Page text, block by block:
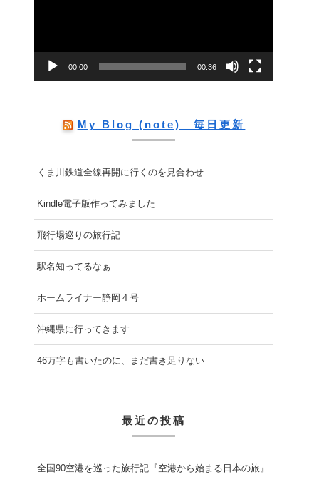
00:00 00:36
My Blog (note) 毎日更新
くま川鉄道全線再開に行くのを見合わせ
Kindle電子版作ってみました
飛行場巡りの旅行記
駅名知ってるなぁ
ホームライナー静岡４号
沖縄県に行ってきます
46万字も書いたのに、まだ書き足りない
最近の投稿
全国90空港を巡った旅行記『空港から始まる日本の旅』